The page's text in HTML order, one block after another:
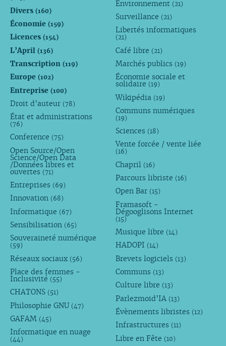
Divers (160)
Économie (159)
Licences (154)
L’April (136)
Transcription (119)
Europe (102)
Entreprise (100)
Droit d’auteur (78)
État et administrations
(76)
Conference (75)
Open Source/Open
Science/Open Data
/Données libres et
ouvertes (71)
Entreprises (69)
Innovation (68)
Informatique (67)
Sensibilisation (65)
Souveraineté numérique
(59)
Réseaux sociaux (56)
Place des femmes -
Inclusivité (55)
CHATONS (51)
Philosophie GNU (47)
GAFAM (45)
Informatique en nuage
(44)
Environnement (21)
Surveillance (21)
Libertés informatiques
(21)
Café libre (21)
Marchés publics (19)
Économie sociale et
solidaire (19)
Wikipédia (19)
Communs numériques
(19)
Sciences (18)
Vente forcée / vente liée
(16)
Chapril (16)
Parcours libriste (16)
Open Bar (15)
Framasoft -
Dégooglisons Internet
(15)
Musique libre (14)
HADOPI (14)
Brevets logiciels (13)
Communs (13)
Culture libre (13)
Parlezmoid’IA (13)
Évènements libristes (12)
Infrastructures (11)
Libre en Fête (10)